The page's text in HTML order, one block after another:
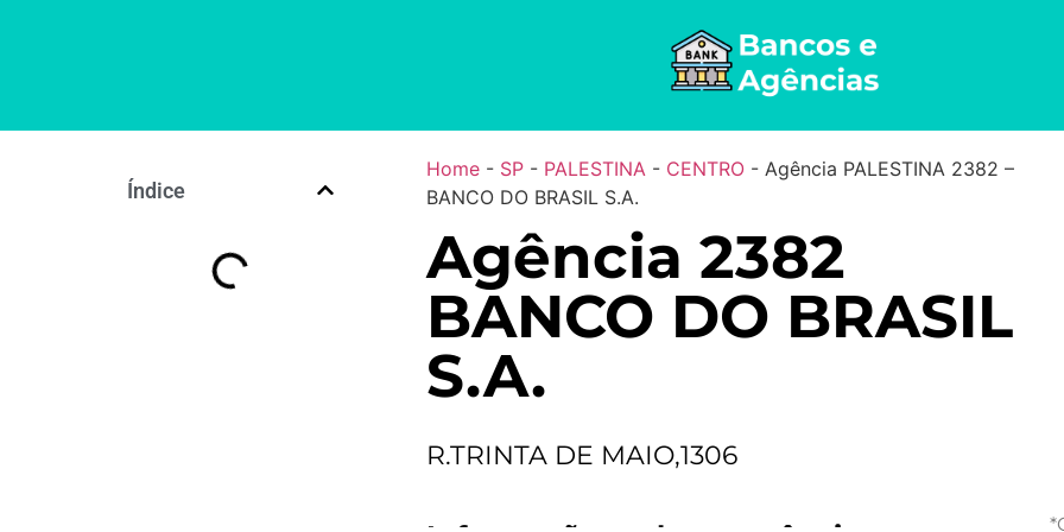
Índice
Home- SP- PALESTINA - CENTRO- Agência PALESTINA 2382 –
BANCO DO BRASIL S.A.
Agência 2382
BANCO DO BRASIL
S.A.
R.TRINTA DE MAIO,1306